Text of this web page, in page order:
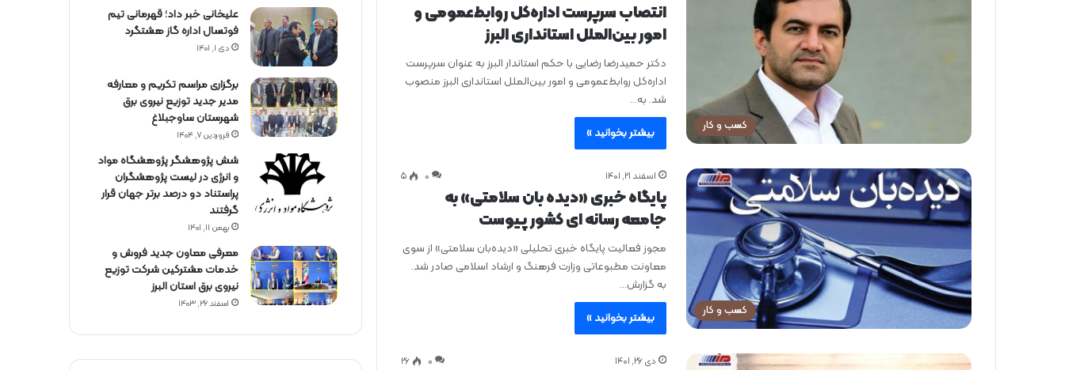
کسب و کار
انتصاب سرپرست اداره‌کل روابط‌عمومی و
امور بین‌الملل استانداری البرز
دکتر حمیدرضا رضایی با حکم استاندار البرز به عنوان سرپرست
اداره‌کل روابط‌عمومی و امور بین‌الملل استانداری البرز منصوب
شد. به…
بیشتر بخوانید »
کسب و کار
اسفند ۲۱, ۱۴۰۱ 0 ۵
پایگاه خبری «دیده بان سلامتی» به
جامعه رسانه ای کشور پیوست
مجوز فعالیت پایگاه خبری تحلیلی «دیده‌بان سلامتی» از سوی
معاونت مطبوعاتی وزارت فرهنگ و ارشاد اسلامی صادر شد.
به گزارش…
بیشتر بخوانید »
دی ۲۶, ۱۴۰۱ 0 ۲۶
علیخانی خبر داد؛ قهرمانی تیم
فوتسال اداره گاز هشتگرد
دی ۱, ۱۴۰۱
برگزاری مراسم تكریم و معارفه
مدیر جدید توزیع نیروی برق
شهرستان ساوجبلاغ
فروردین ۷, ۱۴۰۴
شش پژوهشگر پژوهشگاه مواد
و انرژی در لیست پژوهشگران
پراستناد دو درصد برتر جهان قرار
گرفتند
بهمن ۱۱, ۱۴۰۱
معرفی معاون جدید فروش و
خدمات مشتركین شركت توزیع
نیروی برق استان البرز
اسفند ۲۶, ۱۴۰۳